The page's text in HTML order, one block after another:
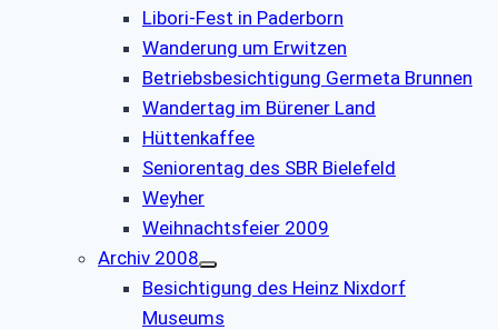
Libori-Fest in Paderborn
Wanderung um Erwitzen
Betriebsbesichtigung Germeta Brunnen
Wandertag im Bürener Land
Hüttenkaffee
Seniorentag des SBR Bielefeld
Weyher
Weihnachtsfeier 2009
Archiv 2008
Besichtigung des Heinz Nixdorf
Museums